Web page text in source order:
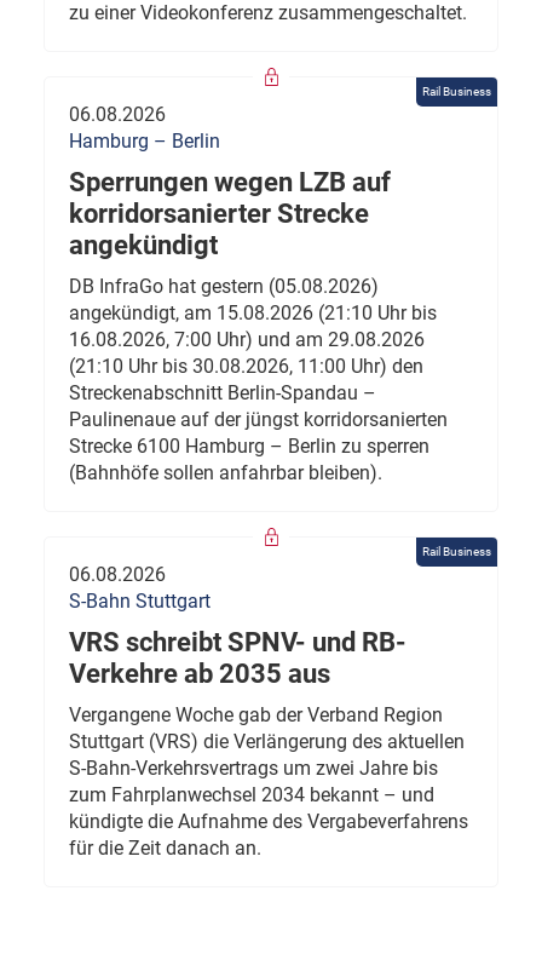
zu einer Videokonferenz zusammengeschaltet.
Rail Business
06.08.2026
Hamburg – Berlin
Sperrungen wegen LZB auf
korridorsanierter Strecke
angekündigt
DB InfraGo hat gestern (05.08.2026)
angekündigt, am 15.08.2026 (21:10 Uhr bis
16.08.2026, 7:00 Uhr) und am 29.08.2026
(21:10 Uhr bis 30.08.2026, 11:00 Uhr) den
Streckenabschnitt Berlin-Spandau –
Paulinenaue auf der jüngst korridorsanierten
Strecke 6100 Hamburg – Berlin zu sperren
(Bahnhöfe sollen anfahrbar bleiben).
Rail Business
06.08.2026
S-Bahn Stuttgart
VRS schreibt SPNV- und RB-
Verkehre ab 2035 aus
Vergangene Woche gab der Verband Region
Stuttgart (VRS) die Verlängerung des aktuellen
S-Bahn-Verkehrsvertrags um zwei Jahre bis
zum Fahrplanwechsel 2034 bekannt – und
kündigte die Aufnahme des Vergabeverfahrens
für die Zeit danach an.